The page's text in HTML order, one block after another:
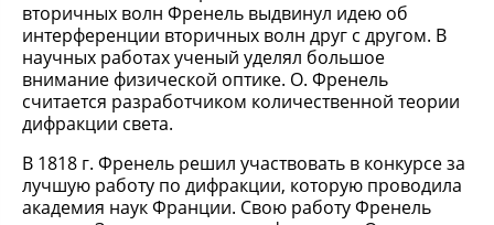
вторичных волн Френель выдвинул идею об
интерференции вторичных волн друг с другом. В
научных работах ученый уделял большое
внимание физической оптике. О. Френель
считается разработчиком количественной теории
дифракции света.
В 1818 г. Френель решил участвовать в конкурсе за
лучшую работу по дифракции, которую проводила
академия наук Франции. Свою работу Френель